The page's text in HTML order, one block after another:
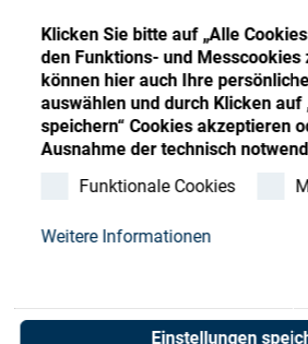
Klicken Sie bitte auf „Alle
den Funktions- und Messcookies
können hier auch Ihre
auswählen und durch Klicken auf
speichern“ Cookies akzeptieren
Ausnahme der technisch
Funktionale Cookies
Weitere Informationen
Einstellungen
Ressourcen
Kontakt
Vacuum
1/8-M5
Art. No. 25051784